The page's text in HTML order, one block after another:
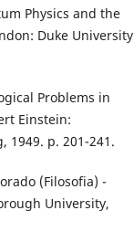
Physics and the
Duke University
Problems in
Einstein:
1949. p. 201-241.
(Filosofia) -
University,